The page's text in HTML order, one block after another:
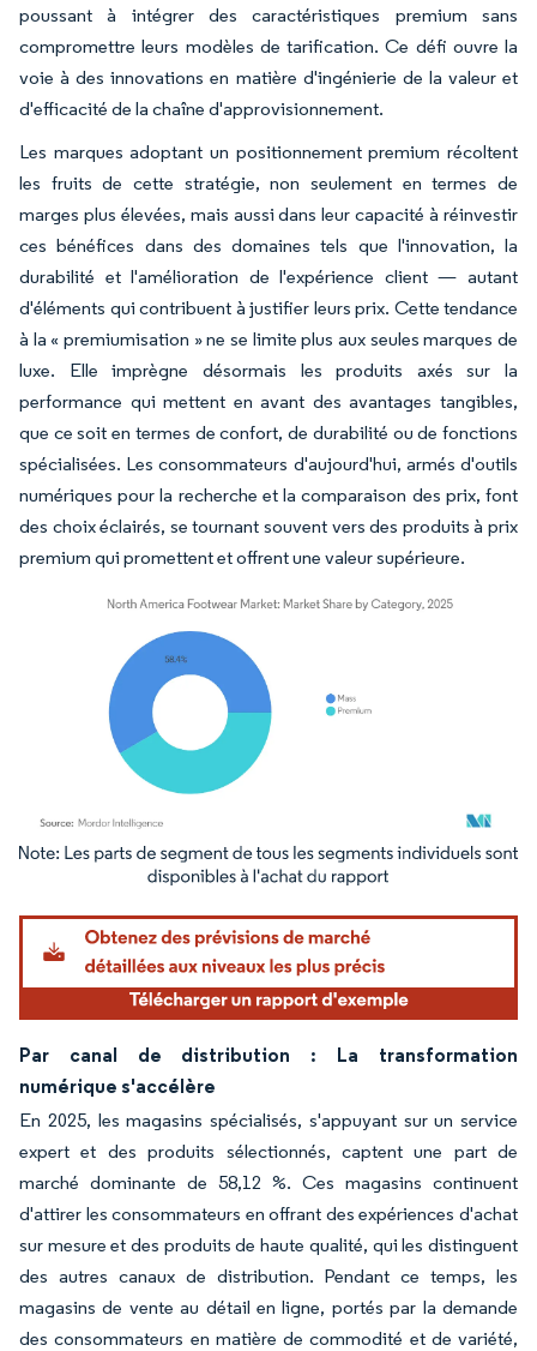
poussant à intégrer des caractéristiques premium sans
compromettre leurs modèles de tarification. Ce défi ouvre la
voie à des innovations en matière d'ingénierie de la valeur et
d'efficacité de la chaîne d'approvisionnement.
Les marques adoptant un positionnement premium récoltent
les fruits de cette stratégie, non seulement en termes de
marges plus élevées, mais aussi dans leur capacité à réinvestir
ces bénéfices dans des domaines tels que l'innovation, la
durabilité et l'amélioration de l'expérience client — autant
d'éléments qui contribuent à justifier leurs prix. Cette tendance
à la « premiumisation » ne se limite plus aux seules marques de
luxe. Elle imprègne désormais les produits axés sur la
performance qui mettent en avant des avantages tangibles,
que ce soit en termes de confort, de durabilité ou de fonctions
spécialisées. Les consommateurs d'aujourd'hui, armés d'outils
numériques pour la recherche et la comparaison des prix, font
des choix éclairés, se tournant souvent vers des produits à prix
premium qui promettent et offrent une valeur supérieure.
Image © Mordor Intelligence. La réutilisation nécessite une attribution sous CC BY
Par canal de distribution : La transformation
numérique s'accélère
En 2025, les magasins spécialisés, s'appuyant sur un service
expert et des produits sélectionnés, captent une part de
marché dominante de 58,12 %. Ces magasins continuent
d'attirer les consommateurs en offrant des expériences d'achat
sur mesure et des produits de haute qualité, qui les distinguent
des autres canaux de distribution. Pendant ce temps, les
magasins de vente au détail en ligne, portés par la demande
des consommateurs en matière de commodité et de variété,